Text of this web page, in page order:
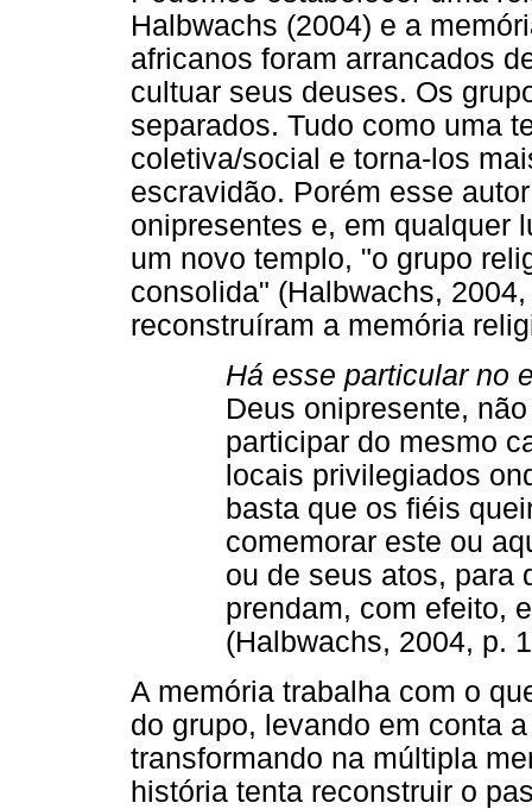
Halbwachs (2004) e a
africanos foram arrancados
cultuar seus deuses. Os
separados. Tudo como uma
coletiva/social e torna-los
escravidão. Porém esse
onipresentes e, em qualquer
um novo templo, "o grupo
consolida" (Halbwachs,
reconstruíram a memória
Há esse particular no
Deus onipresente,
participar do mesmo
locais privilegiados
basta que os fiéis
comemorar este ou
ou de seus atos, para
prendam, com efeito,
(Halbwachs, 2004, p.
A memória trabalha com o
do grupo, levando em conta
transformando na múltipla
história tenta reconstruir o